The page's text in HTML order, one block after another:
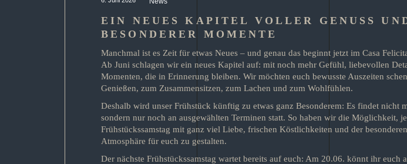
EIN NEUES KAPITEL VOLLER GENUSS
BESONDERER MOMENTE
Manchmal ist es Zeit für etwas Neues – und genau das beginnt jetzt im Casa
Ab Juni schlagen wir ein neues Kapitel auf: mit noch mehr Gefühl, liebevollen
Momenten, die in Erinnerung bleiben. Wir möchten euch bewusste Auszeiten
Genießen, zum Zusammensitzen, zum Lachen und zum Wohlfühlen.
Deshalb wird unser Frühstück künftig zu etwas ganz Besonderem: Es findet nicht
sondern nur noch an ausgewählten Terminen statt. So haben wir die Möglichkeit,
Frühstückssamstag mit ganz viel Liebe, frischen Köstlichkeiten und der
Atmosphäre für euch zu gestalten.
Der nächste Frühstückssamstag wartet bereits auf euch: Am 20.06. könnt ihr euch